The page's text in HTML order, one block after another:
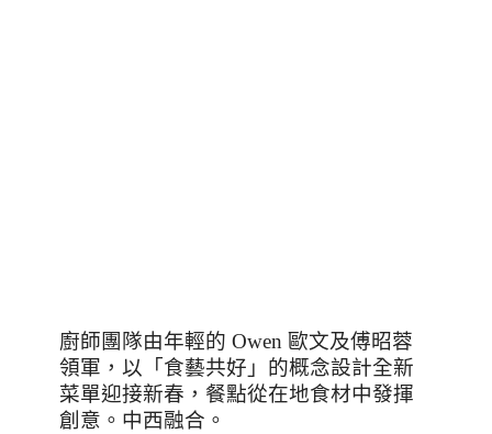
廚師團隊由年輕的 Owen 歐文及傅昭蓉
領軍，以「食藝共好」的概念設計全新
菜單迎接新春，餐點從在地食材中發揮
創意。中西融合。